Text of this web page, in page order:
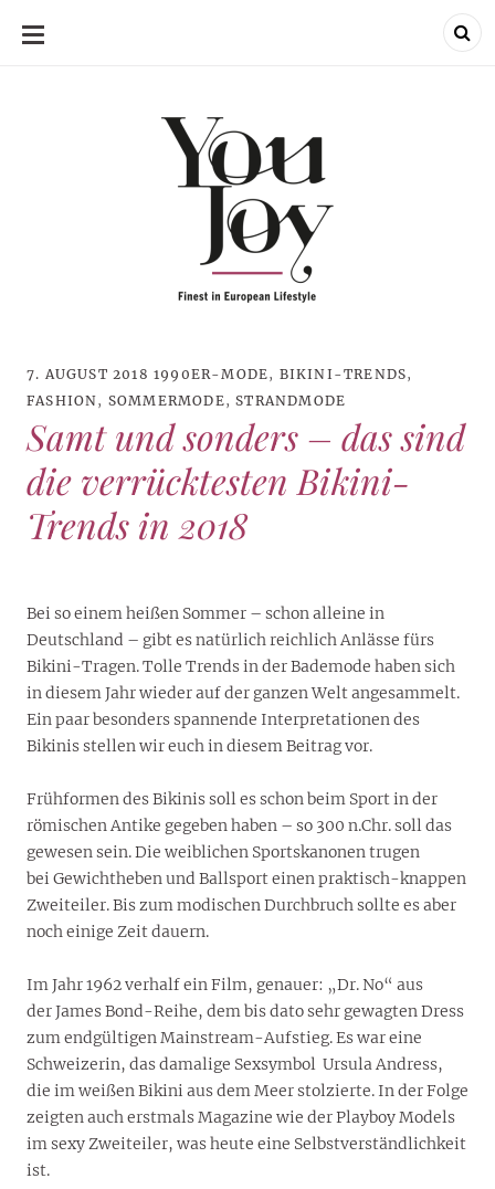
SKIP
7. AUGUST 2018 1990ER-MODE, BIKINI-TRENDS,
FASHION, SOMMERMODE,STRANDMODE
Samt und sonders – das sind
die verrücktesten Bikini-
Trends in 2018
Bei so einem heißen Sommer – schon alleine in
Deutschland – gibt es natürlich reichlich Anlässe fürs
Bikini-Tragen. Tolle Trends in der Bademode haben sich
in diesem Jahr wieder auf der ganzen Welt angesammelt.
Ein paar besonders spannende Interpretationen des
Bikinis stellen wir euch in diesem Beitrag vor.
Frühformen des Bikinis soll es schon beim Sport in der
römischen Antike gegeben haben – so 300 n.Chr. soll das
gewesen sein. Die weiblichen Sportskanonen trugen
bei Gewichtheben und Ballsport einen praktisch-knappen
Zweiteiler. Bis zum modischen Durchbruch sollte es aber
noch einige Zeit dauern.
Im Jahr 1962 verhalf ein Film, genauer: „Dr. No“ aus
der James Bond-Reihe, dem bis dato sehr gewagten Dress
zum endgültigen Mainstream-Aufstieg. Es war eine
Schweizerin, das damalige Sexsymbol Ursula Andress,
die im weißen Bikini aus dem Meer stolzierte. In der Folge
zeigten auch erstmals Magazine wie der Playboy Models
im sexy Zweiteiler, was heute eine Selbstverständlichkeit
ist.